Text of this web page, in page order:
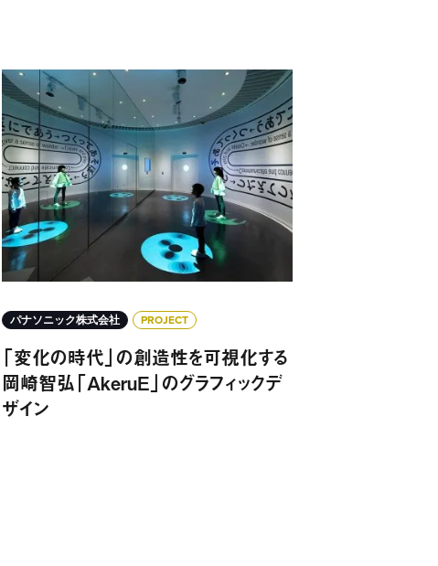
時代を切り開く力を伸ばす、AkeruEの共創プログラム運営
パナソニック株式会社 PROJECT
「変化の時代」の創造性を可視化する
岡崎智弘「AkeruE」のグラフィックデ
ザイン
「変化の時代」の創造性を可視化する 岡崎智弘「AkeruE」のグ